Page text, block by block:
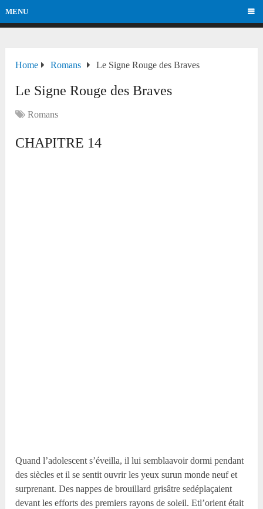
MENU
Home Romans Le Signe Rouge des Braves
Le Signe Rouge des Braves
Romans
CHAPITRE 14
Quand l’adolescent s’éveilla, il lui semblaavoir dormi pendant
des siècles et il se sentit ouvrir les yeux surun monde neuf et
surprenant. Des nappes de brouillard grisâtre sedéplaçaient
devant les efforts des premiers rayons de soleil. Etl’orient était